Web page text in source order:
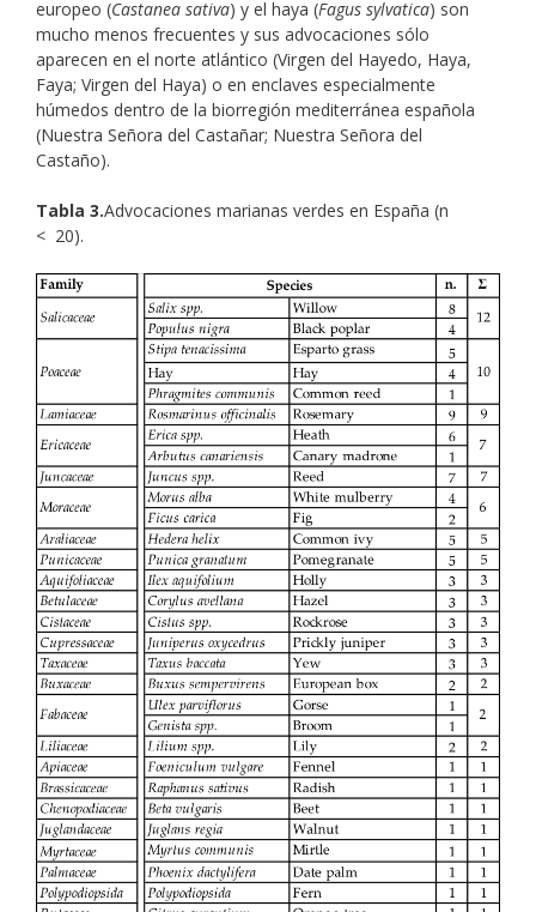
europeo (Castanea sativa) y el haya (Fagus sylvatica) son
mucho menos frecuentes y sus advocaciones sólo
aparecen en el norte atlántico (Virgen del Hayedo, Haya,
Faya; Virgen del Haya) o en enclaves especialmente
húmedos dentro de la biorregión mediterránea española
(Nuestra Señora del Castañar; Nuestra Señora del
Castaño).
Tabla 3.Advocaciones marianas verdes en España (n
< 20).